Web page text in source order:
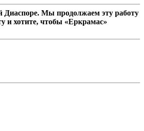
Диаспоре. Мы продолжаем эту работу
и хотите, чтобы «Еркрамас»